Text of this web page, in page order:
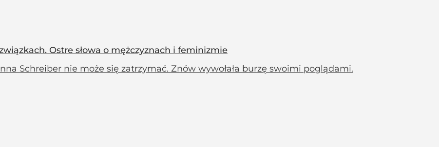
Ostre słowa o mężczyznach i feminizmie
Schreiber nie może się zatrzymać. Znów wywołała burzę swoimi poglądami.